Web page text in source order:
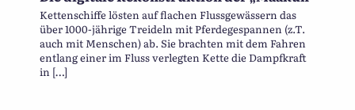
Kettenschiffe lösten auf flachen Flussgewässern das
über 1000-jährige Treideln mit Pferdegespannen (z.T.
auch mit Menschen) ab. Sie brachten mit dem Fahren
entlang einer im Fluss verlegten Kette die Dampfkraft
in […]